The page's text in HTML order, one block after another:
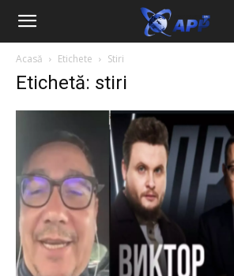
Acasă Etichete Stiri
Etichetă: stiri